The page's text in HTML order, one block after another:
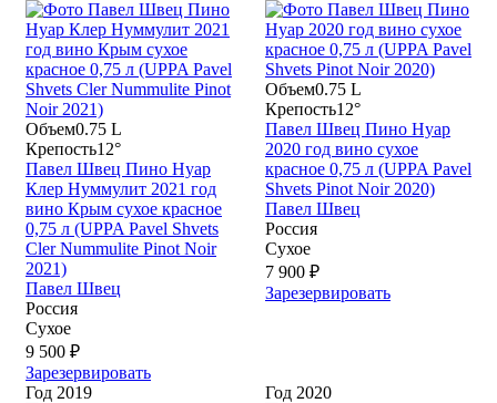
Объем0.75 L
Крепость12°
Павел Швец Пино Нуар
Клер Нуммулит 2021 год
вино Крым сухое красное
0,75 л (UPPA Pavel Shvets
Cler Nummulite Pinot Noir
2021)
Павел Швец
Россия
Сухое
9 500 ₽
Зарезервировать
Объем0.75 L
Крепость12°
Павел Швец Пино Нуар
2020 год вино сухое
красное 0,75 л (UPPA Pavel
Shvets Pinot Noir 2020)
Павел Швец
Россия
Сухое
7 900 ₽
Зарезервировать
Год 2019 Год 2020